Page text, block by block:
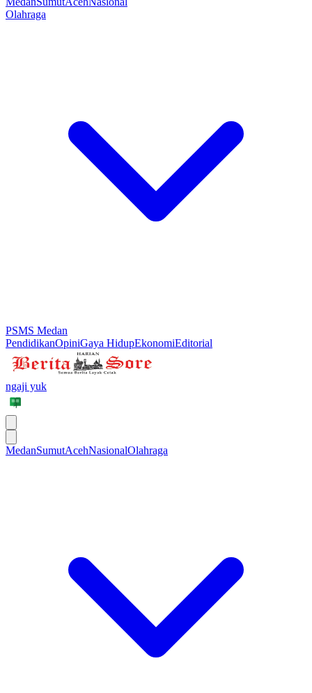
Olahraga
PSMS Medan
PendidikanOpiniGaya HidupEkonomiEditorial
ngaji yuk
MedanSumutAcehNasionalOlahraga